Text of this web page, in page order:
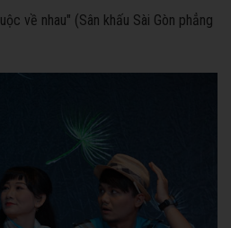
về nhau" (Sân khấu Sài Gòn phẳng